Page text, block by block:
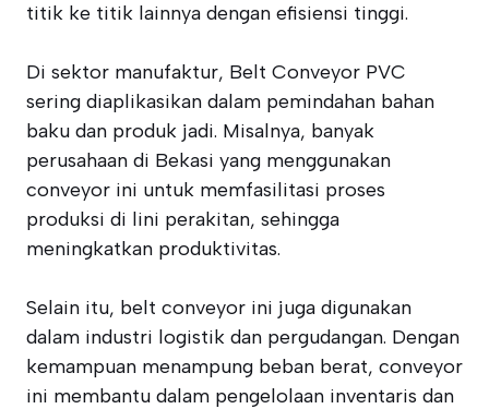
titik ke titik lainnya dengan efisiensi tinggi.
Di sektor manufaktur, Belt Conveyor PVC
sering diaplikasikan dalam pemindahan bahan
baku dan produk jadi. Misalnya, banyak
perusahaan di Bekasi yang menggunakan
conveyor ini untuk memfasilitasi proses
produksi di lini perakitan, sehingga
meningkatkan produktivitas.
Selain itu, belt conveyor ini juga digunakan
dalam industri logistik dan pergudangan. Dengan
kemampuan menampung beban berat, conveyor
ini membantu dalam pengelolaan inventaris dan